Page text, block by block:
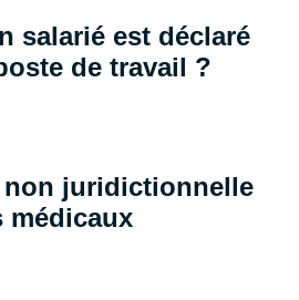
salarié est déclaré
de travail ?
non juridictionnelle
médicaux